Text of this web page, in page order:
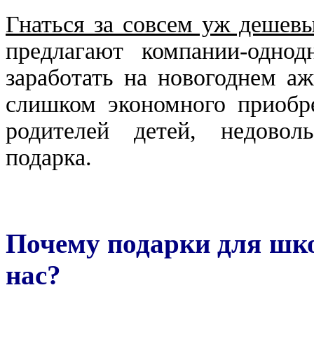
Гнаться за совсем уж
предлагают компании-
заработать на новогоднем
слишком экономного
родителей детей,
подарка.
Почему подарки для
нас?